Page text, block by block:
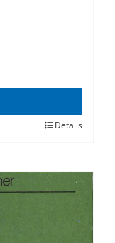
Details